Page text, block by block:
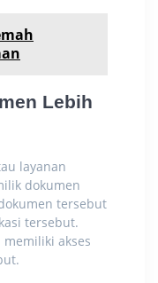
Lebih
layanan
dokumen
tersebut
tersebut.
memiliki akses